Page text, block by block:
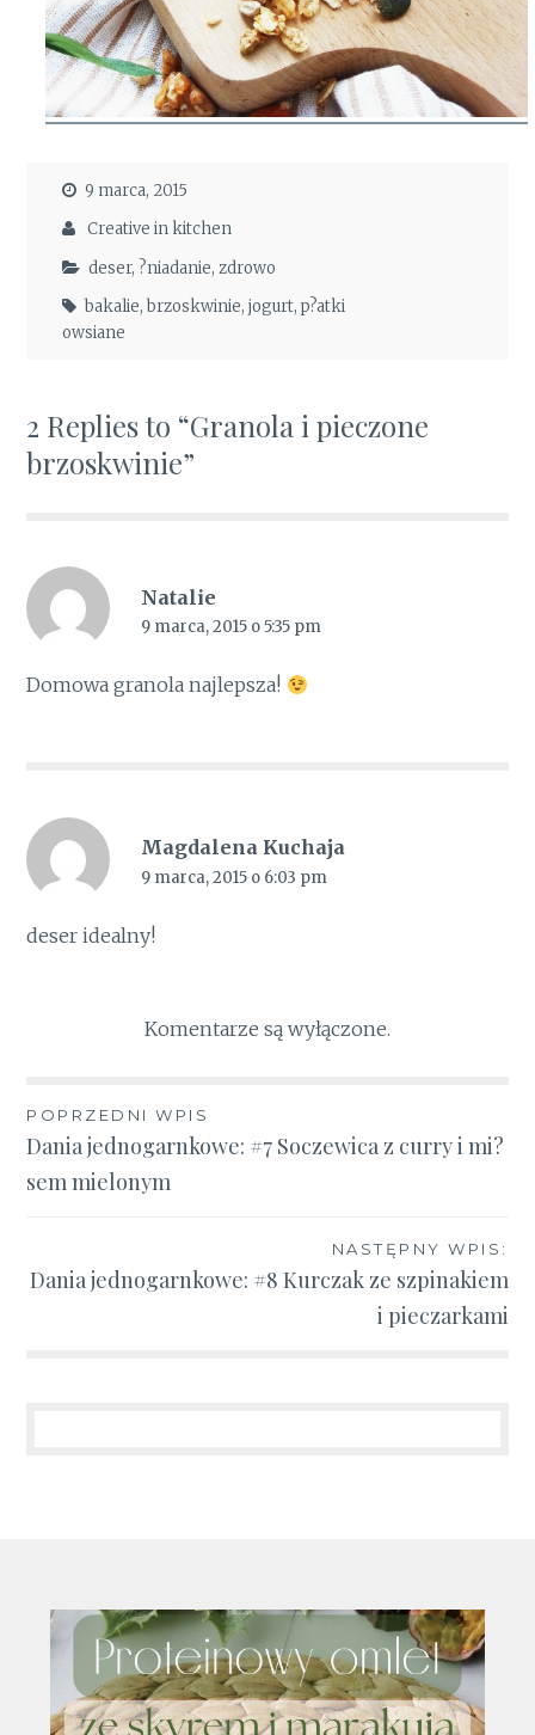
9 marca, 2015
Creative in kitchen
deser, ?niadanie,zdrowo
bakalie,brzoskwinie,jogurt,p?atki
owsiane
2 Replies to “Granola i pieczone
brzoskwinie”
Natalie
9 marca, 2015 o 5:35 pm
Domowa granola najlepsza!
Magdalena Kuchaja
9 marca, 2015 o 6:03 pm
deser idealny!
Komentarze są wyłączone.
Nawigacja
wpisu
POPRZEDNI WPIS
Dania jednogarnkowe: #7 Soczewica z curry i mi?
sem mielonym
NASTĘPNY WPIS:
Dania jednogarnkowe: #8 Kurczak ze szpinakiem
i pieczarkami